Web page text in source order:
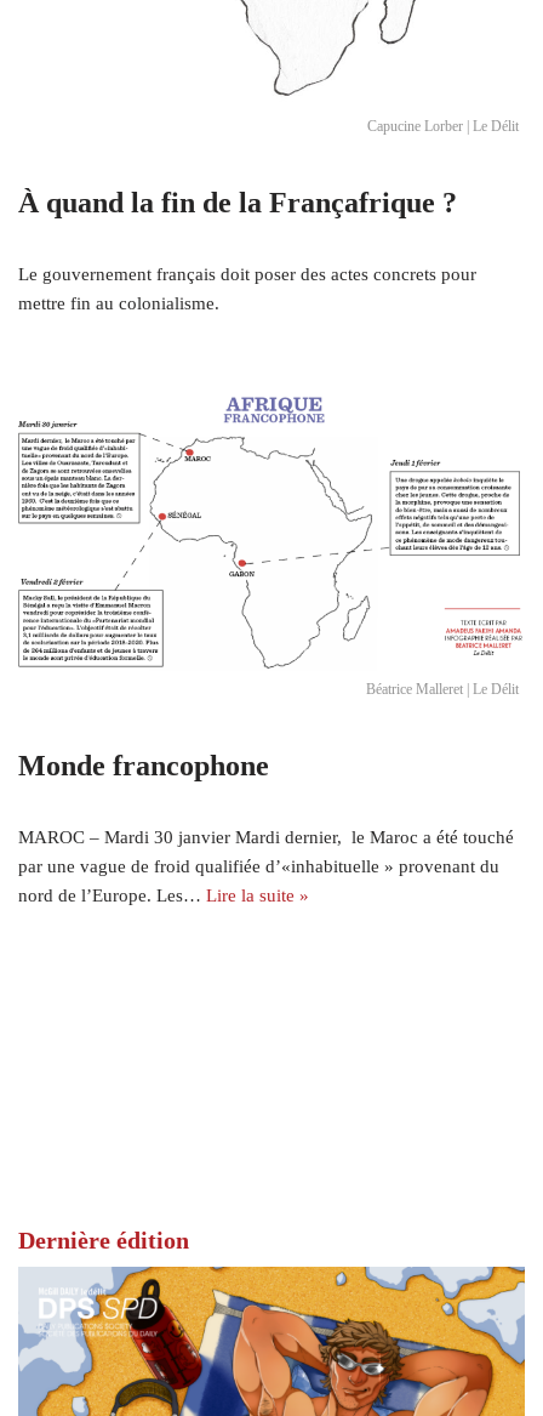
Capucine Lorber | Le Délit
À quand la fin de la Françafrique ?
Le gouvernement français doit poser des actes concrets pour
mettre fin au colonialisme.
Béatrice Malleret | Le Délit
Monde francophone
MAROC – Mardi 30 janvier Mardi dernier, le Maroc a été touché
par une vague de froid qualifiée d’«inhabituelle » provenant du
nord de l’Europe. Les… Lire la suite »
Dernière édition